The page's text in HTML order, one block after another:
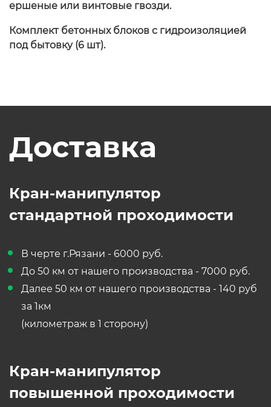
ершеные или винтовые гвозди.
Комплект бетонных блоков с гидроизоляцией
под бытовку (6 шт).
Доставка
Кран-манипулятор
стандартной проходимости
В черте г.Рязани - 6000 руб.
До 50 км от нашего производства - 7000 руб.
Далее 50 км от нашего производства - 140 руб
за 1км
(километраж в 1 сторону)
Кран-манипулятор
повышенной проходимости